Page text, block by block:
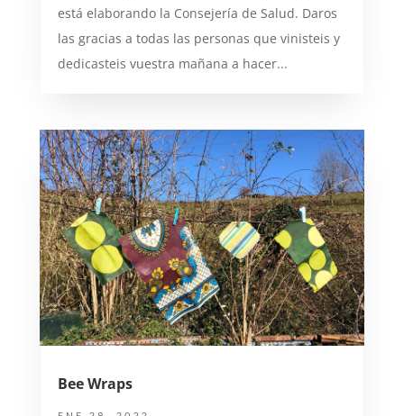
está elaborando la Consejería de Salud. Daros
las gracias a todas las personas que vinisteis y
dedicasteis vuestra mañana a hacer...
Bee Wraps